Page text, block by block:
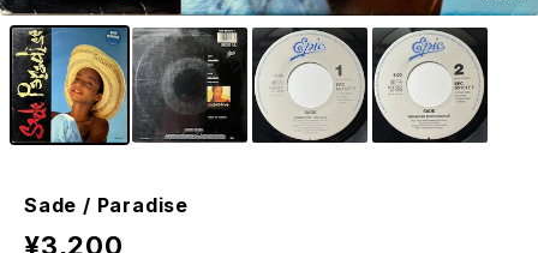
Sade / Paradise
¥3,200